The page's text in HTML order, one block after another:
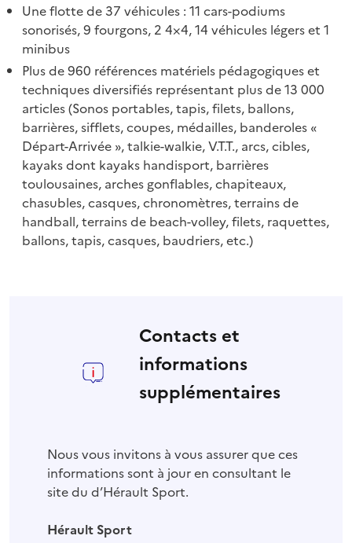
Une flotte de 37 véhicules : 11 cars-podiums
sonorisés, 9 fourgons, 2 4×4, 14 véhicules légers et 1
minibus
Plus de 960 références matériels pédagogiques et
techniques diversifiés représentant plus de 13 000
articles (Sonos portables, tapis, filets, ballons,
barrières, sifflets, coupes, médailles, banderoles «
Départ-Arrivée », talkie-walkie, V.T.T., arcs, cibles,
kayaks dont kayaks handisport, barrières
toulousaines, arches gonflables, chapiteaux,
chasubles, casques, chronomètres, terrains de
handball, terrains de beach-volley, filets, raquettes,
ballons, tapis, casques, baudriers, etc.)
Contacts et
informations
supplémentaires
Nous vous invitons à vous assurer que ces
informations sont à jour en consultant le
site du d’Hérault Sport.
Hérault Sport